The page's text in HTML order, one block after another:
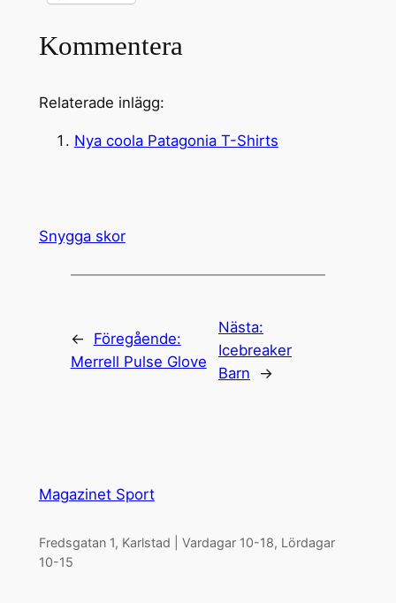
Kommentera
Relaterade inlägg:
Nya coola Patagonia T-Shirts
Snygga skor
←
Föregående:
Merrell Pulse Glove
Nästa:
Icebreaker
Barn
→
Magazinet Sport
Fredsgatan 1, Karlstad | Vardagar 10-18, Lördagar
10-15